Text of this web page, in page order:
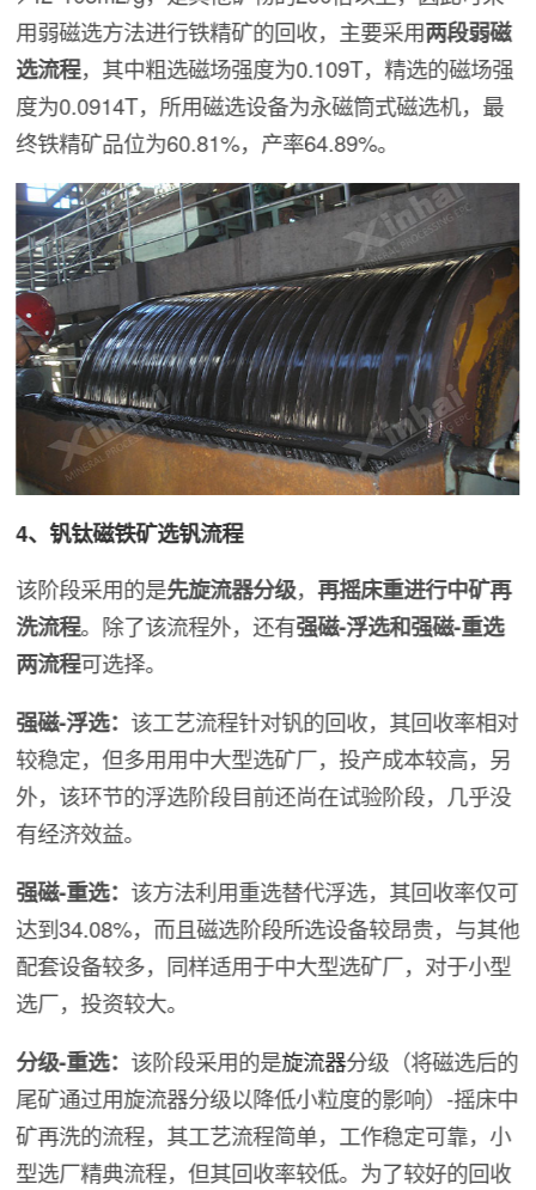
用弱磁选方法进行铁精矿的回收，主要采用两段弱磁
选流程，其中粗选磁场强度为0.109T，精选的磁场强
度为0.0914T，所用磁选设备为永磁筒式磁选机，最
终铁精矿品位为60.81%，产率64.89%。
4、钒钛磁铁矿选钒流程
该阶段采用的是先旋流器分级，再摇床重进行中矿再
洗流程。除了该流程外，还有强磁-浮选和强磁-重选
两流程可选择。
强磁-浮选： 该工艺流程针对钒的回收，其回收率相对
较稳定，但多用用中大型选矿厂，投产成本较高，另
外，该环节的浮选阶段目前还尚在试验阶段，几乎没
有经济效益。
强磁-重选： 该方法利用重选替代浮选，其回收率仅可
达到34.08%，而且磁选阶段所选设备较昂贵，与其他
配套设备较多，同样适用于中大型选矿厂，对于小型
选厂，投资较大。
分级-重选： 该阶段采用的是旋流器分级（将磁选后的
尾矿通过用旋流器分级以降低小粒度的影响）-摇床中
矿再洗的流程，其工艺流程简单，工作稳定可靠，小
型选厂精典流程，但其回收率较低。为了较好的回收